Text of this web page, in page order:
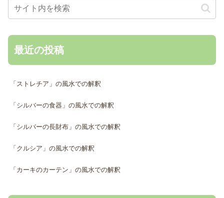
最近の投稿
「ストレチア」の風水での解釈
「シルバーの食器」の風水での解釈
「シルバーの長財布」の風水での解釈
「クルシア」の風水での解釈
「カーキのカーテン」の風水での解釈